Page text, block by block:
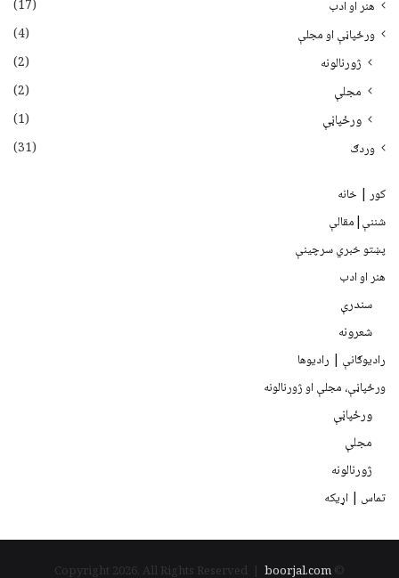
هنر او ادب
(17)
ورځپاڼې او مجلې
(4)
ژورنالونه
(2)
مجلې
(2)
ورځپاڼې
(1)
وردګ
(31)
کور | خانه
شننې|مقالې
پښتو خبري سرچينې
هنر او ادب
سندرې
شعرونه
رادیوګانې | رادیوها
ورځپاڼې، مجلې او ژورنالونه
ورځپاڼې
مجلې
ژورنالونه
تماس | اړیکه
© Copyright 2026, All Rights Reserved |
boorjal.com